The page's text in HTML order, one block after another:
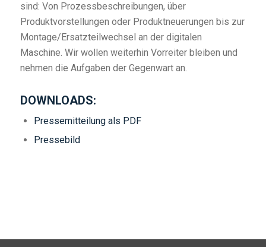
sind: Von Prozessbeschreibungen, über
Produktvorstellungen oder Produktneuerungen bis zur
Montage/Ersatzteilwechsel an der digitalen
Maschine. Wir wollen weiterhin Vorreiter bleiben und
nehmen die Aufgaben der Gegenwart an.
DOWNLOADS:
Pressemitteilung als PDF
Pressebild